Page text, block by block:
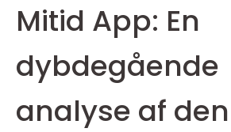
Mitid App: En
dybdegående
analyse af den